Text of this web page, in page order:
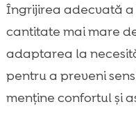
Purrfect Life:
de bentonită,
 Când mergem
dermatite,
 Concluzie
Îngrijirea adecvată a
cantitate mai mare
adaptarea la
pentru a preveni
menține confortul și